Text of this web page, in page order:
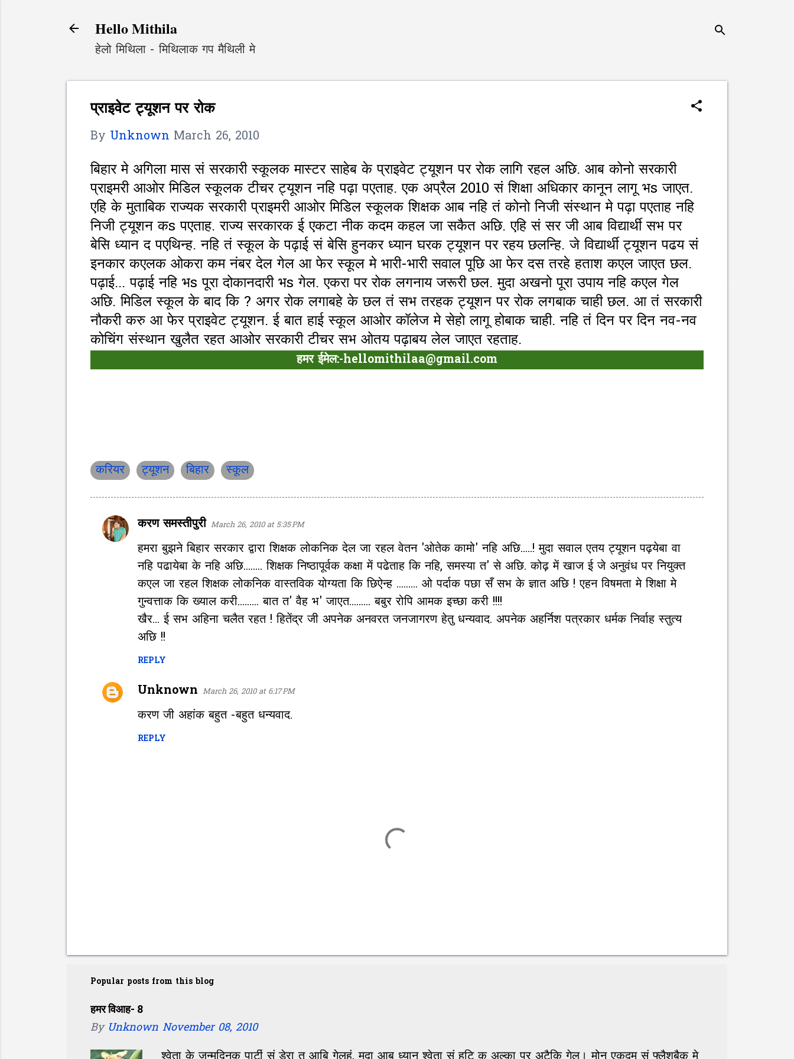
Hello Mithila
हेलो मिथिला - मिथिलाक गप मैथिली मे
प्राइवेट ट्यूशन पर रोक
By Unknown March 26, 2010
बिहार मे अगिला मास सं सरकारी स्कूलक मास्टर साहेब के प्राइवेट ट्यूशन पर रोक लागि रहल अछि. आब कोनो सरकारी
प्राइमरी आओर मिडिल स्कूलक टीचर ट्यूशन नहि पढ़ा पएताह. एक अप्रैल 2010 सं शिक्षा अधिकार कानून लागू भs जाएत.
एहि के मुताबिक राज्यक सरकारी प्राइमरी आओर मिडिल स्कूलक शिक्षक आब नहि तं कोनो निजी संस्थान मे पढ़ा पएताह नहि
निजी ट्यूशन कs पएताह. राज्य सरकारक ई एकटा नीक कदम कहल जा सकैत अछि. एहि सं सर जी आब विद्यार्थी सभ पर
बेसि ध्यान द पएथिन्ह. नहि तं स्कूल के पढ़ाई सं बेसि हुनकर ध्यान घरक ट्यूशन पर रहय छलन्हि. जे विद्यार्थी ट्यूशन पढय सं
इनकार कएलक ओकरा कम नंबर देल गेल आ फेर स्कूल मे भारी-भारी सवाल पूछि आ फेर दस तरहे हताश कएल जाएत छल.
पढ़ाई... पढ़ाई नहि भs पूरा दोकानदारी भs गेल. एकरा पर रोक लगनाय जरूरी छल. मुदा अखनो पूरा उपाय नहि कएल गेल
अछि. मिडिल स्कूल के बाद कि ? अगर रोक लगाबहे के छल तं सभ तरहक ट्यूशन पर रोक लगबाक चाही छल. आ तं सरकारी
नौकरी करु आ फेर प्राइवेट ट्यूशन. ई बात हाई स्कूल आओर कॉलेज मे सेहो लागू होबाक चाही. नहि तं दिन पर दिन नव-नव
कोचिंग संस्थान खुलैत रहत आओर सरकारी टीचर सभ ओतय पढ़ाबय लेल जाएत रहताह.
हमर ईमेल:-hellomithilaa@gmail.com
करियर ट्यूशन बिहार स्कूल
C
o
करण समस्तीपुरी March 26, 2010 at 5:35 PM
हमरा बुझने बिहार सरकार द्वारा शिक्षक लोकनिक देल जा रहल वेतन 'ओतेक कामो' नहि अछि.....! मुदा सवाल एतय ट्यूशन पढ़येबा वा
नहि पढायेबा के नहि अछि........ शिक्षक निष्ठापूर्वक कक्षा में पढेताह कि नहि, समस्या त' से अछि. कोढ़ में खाज ई जे अनुवंध पर नियुक्त
कएल जा रहल शिक्षक लोकनिक वास्तविक योग्यता कि छिऐन्ह ......... ओ पर्दाक पछा सँ सभ के ज्ञात अछि ! एहन विषमता मे शिक्षा मे
गुन्वत्ताक कि ख्याल करी......... बात त' वैह भ' जाएत......... बबुर रोपि आमक इच्छा करी !!!!
खैर... ई सभ अहिना चलैत रहत ! हितेंद्र जी अपनेक अनवरत जनजागरण हेतु धन्यवाद. अपनेक अहर्निश पत्रकार धर्मक निर्वाह स्तुत्य
अछि !!
REPLY
Unknown March 26, 2010 at 6:17 PM
करण जी अहांक बहुत -बहुत धन्यवाद.
REPLY
s
t
a
Popular posts from this blog
हमर विआह- 8
By Unknown November 08, 2010